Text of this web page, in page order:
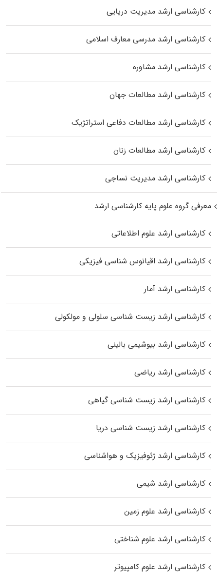
کارشناسی ارشد مدیریت دریایی
کارشناسی ارشد مدرسی معارف اسلامی
کارشناسی ارشد مشاوره
کارشناسی ارشد مطالعات جهان
کارشناسی ارشد مطالعات دفاعی استراتژیک
کارشناسی ارشد مطالعات زنان
کارشناسی ارشد مدیریت نساجی
معرفی گروه علوم پایه کارشناسی ارشد
کارشناسی ارشد علوم اطلاعاتی
کارشناسی ارشد اقیانوس‌ شناسی فیزیکی
کارشناسی ارشد آمار
کارشناسی ارشد زیست شناسی سلولی و مولکولی
کارشناسی ارشد بیوشیمی بالینی
کارشناسی ارشد ریاضی
کارشناسی ارشد زیست‌ شناسی گیاهی
کارشناسی ارشد زیست‌ شناسی دریا
کارشناسی ارشد ژئوفیزیک و هواشناسی
کارشناسی ارشد شیمی
کارشناسی ارشد علوم زمین
کارشناسی ارشد علوم شناختی
کارشناسی ارشد علوم کامپیوتر